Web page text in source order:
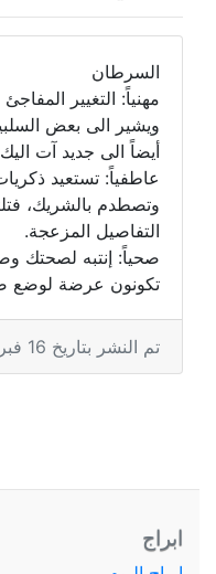
السرطان
مهنياً: التغيير
ويشير الى بعض
أيضاً الى جديد آت
عاطفياً: تستعيد
وتصطدم بالشريك،
التفاصيل المزعجة.
صحياً: إنتبه لصحتك
تكونون عرضة
تم النشر بتاريخ 16 فبراير، 2019
ابراج